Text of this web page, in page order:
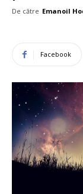
De către Emanoil
Facebook